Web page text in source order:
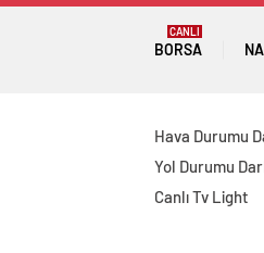
BORSA
CANLI
Hava Durumu
Yol Durumu
Canlı Tv Light